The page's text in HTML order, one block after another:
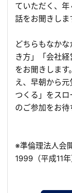
ていただく、
話をお聞きしま
どちらもなか
き方」「会社
をお聞きしま
え、早朝から
つくる」をス
のご参加をお待
※準倫理法人会
1999（平成11